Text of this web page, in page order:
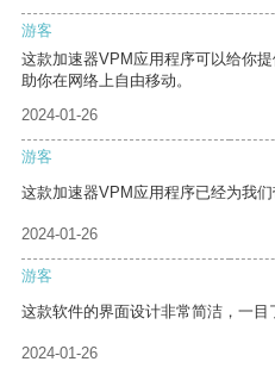
游客
这款加速器VPM应用程序可以给你
助你在网络上自由移动。
2024-01-26
游客
这款加速器VPM应用程序已经为我们
2024-01-26
游客
这款软件的界面设计非常简洁，一目
2024-01-26